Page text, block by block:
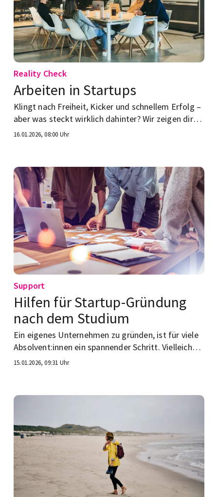
Reality Check
Arbeiten in Startups
Klingt nach Freiheit, Kicker und schnellem Erfolg –
aber was steckt wirklich dahinter? Wir zeigen dir
Chancen, Risiken und ob das zu dir passt.
16.01.2026, 08:00 Uhr
Support
Hilfen für Startup-Gründung
nach dem Studium
Ein eigenes Unternehmen zu gründen, ist für viele
Absolvent:innen ein spannender Schritt. Vielleicht
hast auch du schon Ideen entwickelt. Welche Hilfen
15.01.2026, 09:31 Uhr